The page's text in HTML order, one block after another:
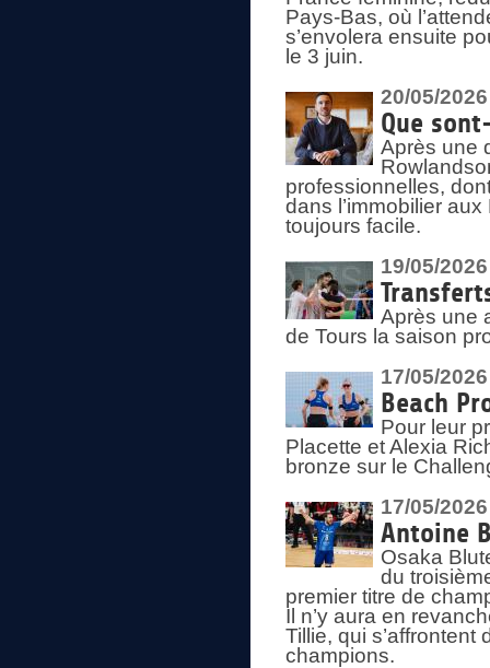
Pays-Bas, où
s’envolera ensuite
le 3 juin.
20/05/2026
Que
Après une
professionnelles,
dans l’immobilier
toujours facile.
19/05/2026
Après une
de Tours la saison
17/05/2026
Beach
Pour leur
Placette et Alexia
bronze sur le
17/05/2026
Antoine
Osaka
du
premier titre de
Il n’y aura en
Tillie, qui
champions.